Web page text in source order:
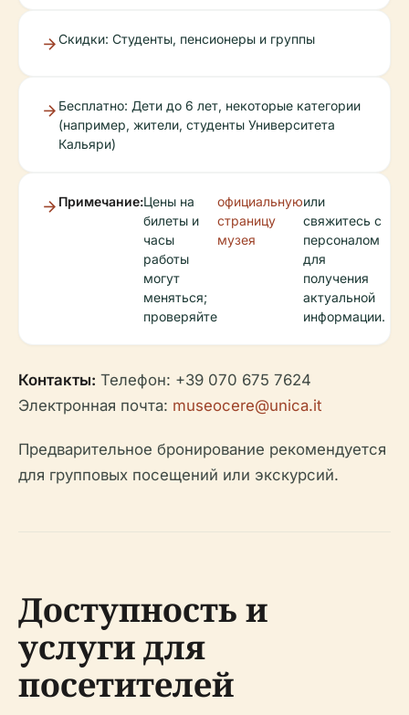
Скидки: Студенты, пенсионеры и группы
Бесплатно: Дети до 6 лет, некоторые категории
(например, жители, студенты Университета
Кальяри)
Примечание:Цены на
билеты и
часы
работы
могут
меняться;
проверяйте
официальную
страницу
музея
или
свяжитесь с
персоналом
для
получения
актуальной
информации.
Контакты: Телефон: +39 070 675 7624
Электронная почта: museocere@unica.it
Предварительное бронирование рекомендуется
для групповых посещений или экскурсий.
Доступность и
услуги для
посетителей